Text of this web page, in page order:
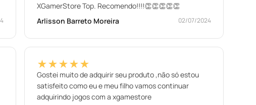
XGamerStore Top. Recomendo!!!!👏👏👏👏👏
Arlisson Barreto Moreira
02/07/2024
★★★★★
Gostei muito de adquirir seu produto ,não só estou
satisfeito como eu e meu filho vamos continuar
adquirindo jogos com a xgamestore